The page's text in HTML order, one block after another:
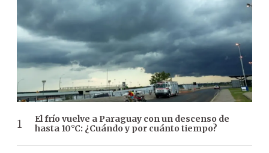
El frío vuelve a Paraguay con un descenso de
hasta 10°C: ¿Cuándo y por cuánto tiempo?